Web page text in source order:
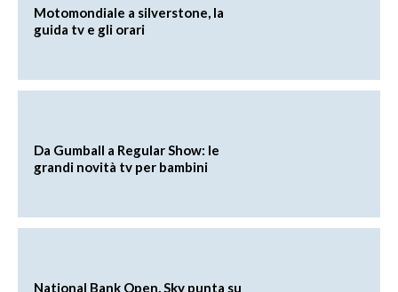
Motomondiale a silverstone, la
guida tv e gli orari
Da Gumball a Regular Show: le
grandi novità tv per bambini
National Bank Open, Sky punta su